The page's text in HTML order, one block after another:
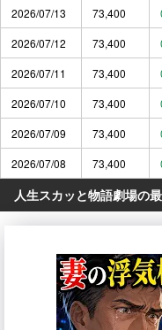
2026/07/13 73,400
2026/07/12
73,400
2026/07/11
73,400
2026/07/10
73,400
2026/07/09
73,400
2026/07/08
73,400
人生スカッと物語劇場の